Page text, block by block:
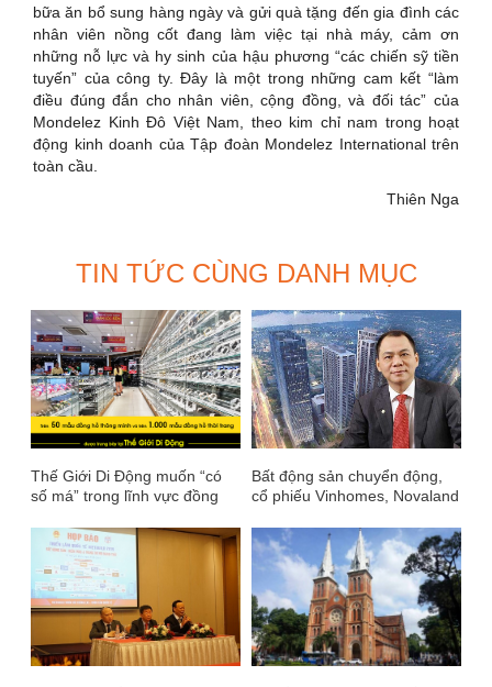
bữa ăn bổ sung hàng ngày và gửi quà tặng đến gia đình các
nhân viên nồng cốt đang làm việc tại nhà máy, cảm ơn
những nỗ lực và hy sinh của hậu phương “các chiến sỹ tiền
tuyến” của công ty. Đây là một trong những cam kết “làm
điều đúng đắn cho nhân viên, cộng đồng, và đối tác” của
Mondelez Kinh Đô Việt Nam, theo kim chỉ nam trong hoạt
động kinh doanh của Tập đoàn Mondelez International trên
toàn cầu.
Thiên Nga
TIN TỨC CÙNG DANH MỤC
Thế Giới Di Động muốn “có
số má” trong lĩnh vực đồng
thu thêm
Bất động sản chuyển động,
cổ phiếu Vinhomes, Novaland